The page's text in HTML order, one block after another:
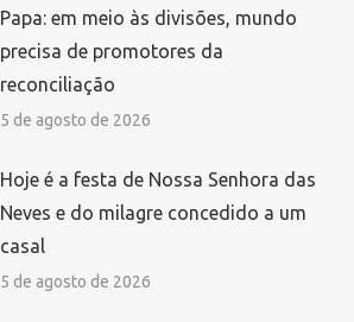
Papa: em meio às divisões, mundo
precisa de promotores da
reconciliação
5 de agosto de 2026
Hoje é a festa de Nossa Senhora das
Neves e do milagre concedido a um
casal
5 de agosto de 2026